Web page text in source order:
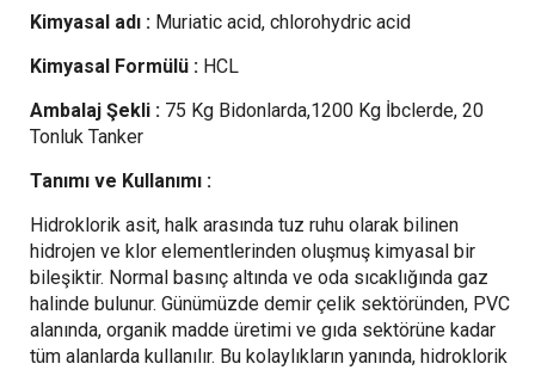
Kimyasal adı : Muriatic acid, chlorohydric acid
Kimyasal Formülü : HCL
Ambalaj Şekli : 75 Kg Bidonlarda,1200 Kg İbclerde, 20
Tonluk Tanker
Tanımı ve Kullanımı :
Hidroklorik asit, halk arasında tuz ruhu olarak bilinen
hidrojen ve klor elementlerinden oluşmuş kimyasal bir
bileşiktir. Normal basınç altında ve oda sıcaklığında gaz
halinde bulunur. Günümüzde demir çelik sektöründen, PVC
alanında, organik madde üretimi ve gıda sektörüne kadar
tüm alanlarda kullanılır. Bu kolaylıkların yanında, hidroklorik